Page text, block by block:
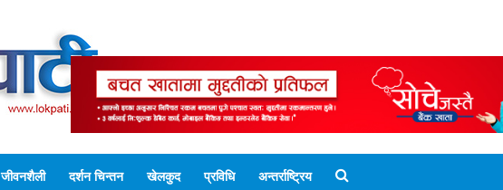
जीवनशैली दर्शन चिन्तन खेलकुद प्रविधि अन्तर्राष्ट्रिय